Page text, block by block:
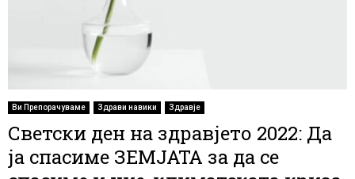
Ви Препорачуваме Здрави навики Здравје
Светски ден на здравјето 2022: Да
ја спасиме ЗЕМЈАТА за да се